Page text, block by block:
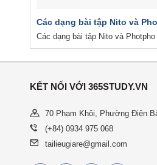
Các dạng bài tập Nito và
Các dạng bài tập Nito và Photpho
KẾT NỐI VỚI 365STUDY.VN
70 Phạm Khôi, Phường Điện
(+84) 0934 975 068
tailieugiare@gmail.com